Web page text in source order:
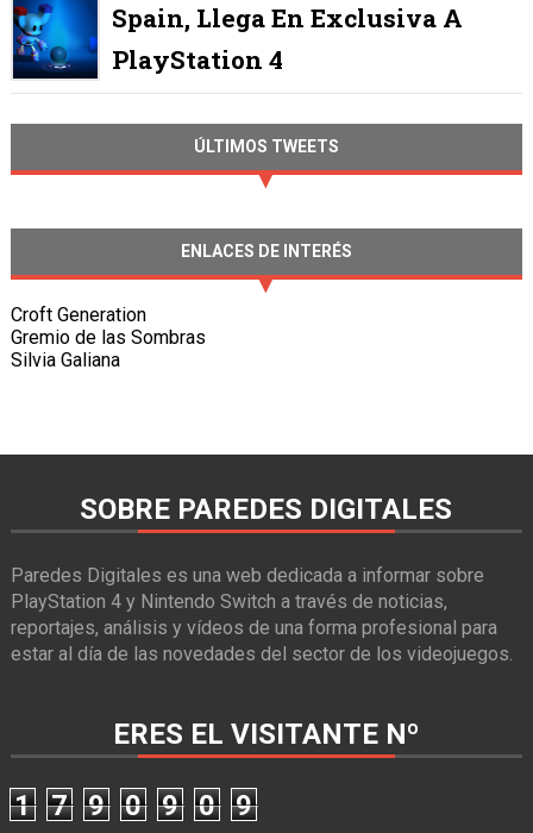
Spain, Llega En Exclusiva A
PlayStation 4
ÚLTIMOS TWEETS
ENLACES DE INTERÉS
Croft Generation
Gremio de las Sombras
Silvia Galiana
SOBRE PAREDES DIGITALES
Paredes Digitales es una web dedicada a informar sobre
PlayStation 4 y Nintendo Switch a través de noticias,
reportajes, análisis y vídeos de una forma profesional para
estar al día de las novedades del sector de los videojuegos.
ERES EL VISITANTE Nº
1 7 9 0 9 0 9